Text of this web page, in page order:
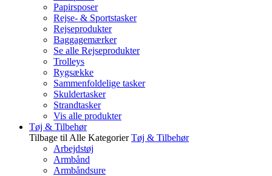
Papirsposer
Rejse- & Sportstasker
Rejseprodukter
Baggagemærker
Se alle Rejseprodukter
Trolleys
Rygsække
Sammenfoldelige tasker
Skuldertasker
Strandtasker
Vis alle produkter
Tøj & Tilbehør
Tilbage til Alle Kategorier Tøj & Tilbehør
Arbejdstøj
Armbånd
Armbåndsure